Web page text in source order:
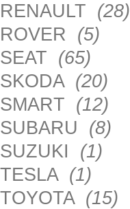
RENAULT (28)
ROVER (5)
SEAT (65)
SKODA (20)
SMART (12)
SUBARU (8)
SUZUKI (1)
TESLA (1)
TOYOTA (15)